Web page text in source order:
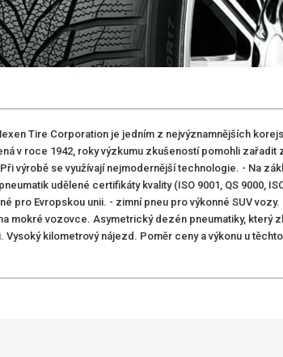
Nexen Tire Corporation je jedním z nejvýznamnějších
v roce 1942, roky výzkumu zkušeností pomohli zařadit
výrobě se využívají nejmodernější technologie. - Na
udělené certifikáty kvality (ISO 9001, QS 9000,
pro Evropskou unii. - zimní pneu pro výkonné SUV
mokré vozovce. Asymetrický dezén pneumatiky, který
Vysoký kilometrový nájezd. Poměr ceny a výkonu u